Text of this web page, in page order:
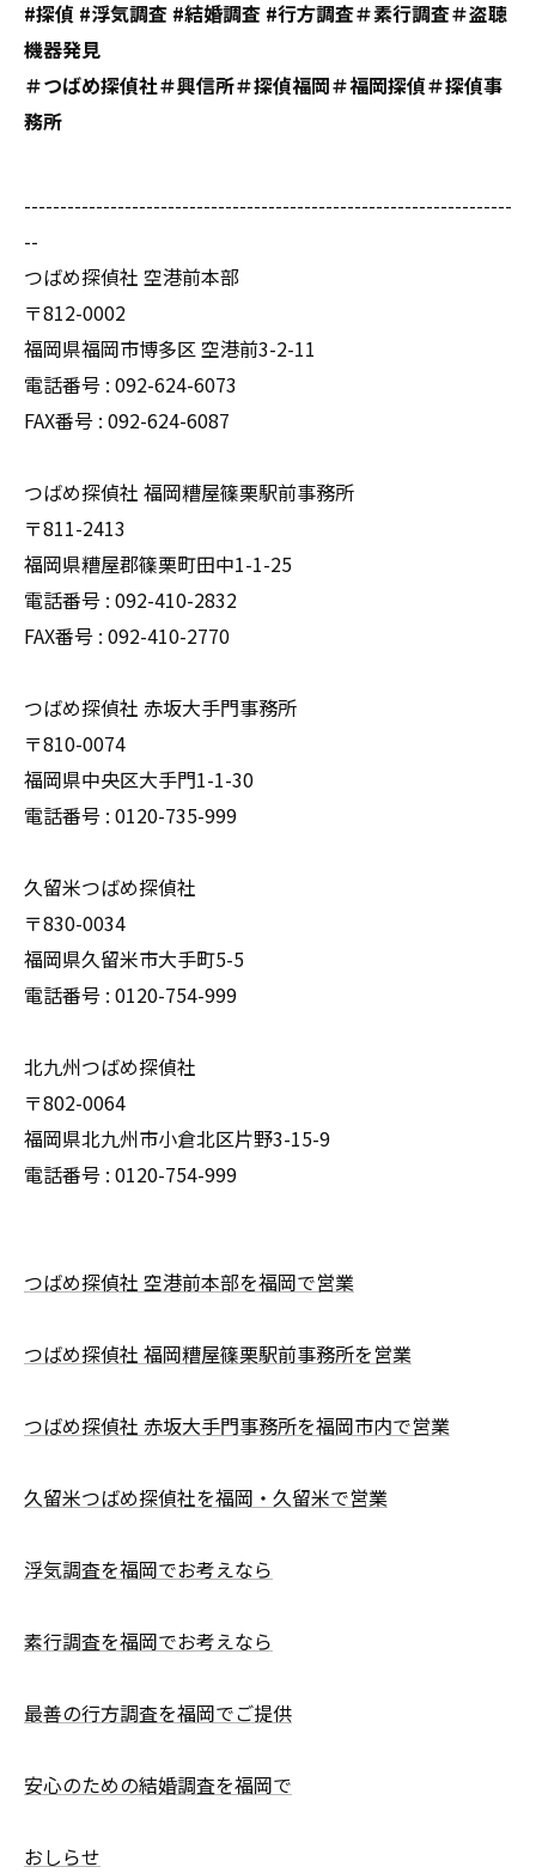
#探偵 #浮気調査 #結婚調査 #行方調査＃素行調査＃盗聴
機器発見
＃つばめ探偵社＃興信所＃探偵福岡＃福岡探偵＃探偵事
務所
--------------------------------------------------------------------
--
つばめ探偵社 空港前本部
〒812-0002
福岡県福岡市博多区 空港前3-2-11
電話番号 : 092-624-6073
FAX番号 : 092-624-6087
つばめ探偵社 福岡糟屋篠栗駅前事務所
〒811-2413
福岡県糟屋郡篠栗町田中1-1-25
電話番号 : 092-410-2832
FAX番号 : 092-410-2770
つばめ探偵社 赤坂大手門事務所
〒810-0074
福岡県中央区大手門1-1-30
電話番号 : 0120-735-999
久留米つばめ探偵社
〒830-0034
福岡県久留米市大手町5-5
電話番号 : 0120-754-999
北九州つばめ探偵社
〒802-0064
福岡県北九州市小倉北区片野3-15-9
電話番号 : 0120-754-999
つばめ探偵社 空港前本部を福岡で営業
つばめ探偵社 福岡糟屋篠栗駅前事務所を営業
つばめ探偵社 赤坂大手門事務所を福岡市内で営業
久留米つばめ探偵社を福岡・久留米で営業
浮気調査を福岡でお考えなら
素行調査を福岡でお考えなら
最善の行方調査を福岡でご提供
安心のための結婚調査を福岡で
おしらせ